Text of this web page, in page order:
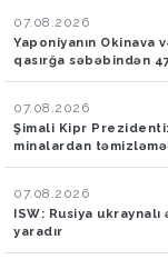
07.08.2026
Yaponiyanın Okinava
qasırğa səbəbindən
07.08.2026
Şimali Kipr
minalardan
07.08.2026
ISW: Rusiya
yaradır